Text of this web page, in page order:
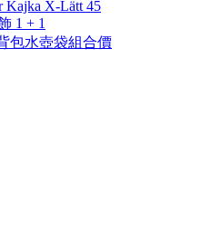
Kajka X-Lätt 45
1 + 1
包水壺袋組合價